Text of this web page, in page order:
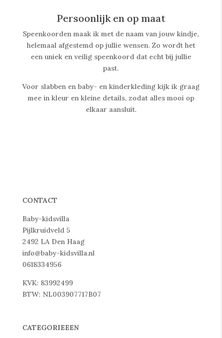
Persoonlijk en op maat
Speenkoorden maak ik met de naam van jouw kindje,
helemaal afgestemd op jullie wensen. Zo wordt het
een uniek en veilig speenkoord dat echt bij jullie
past.
Voor slabben en baby- en kinderkleding kijk ik graag
mee in kleur en kleine details, zodat alles mooi op
elkaar aansluit.
CONTACT
Baby-kidsvilla
Pijlkruidveld 5
2492 LA Den Haag
info@baby-kidsvilla.nl
0618334956
KVK: 83992499
BTW: NL003907717B07
CATEGORIEEEN